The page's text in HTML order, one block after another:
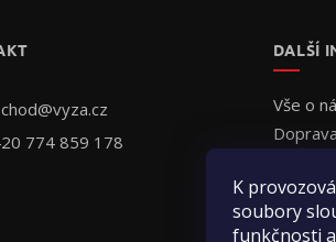
K
soubory
funkčnosti
@vyza.cz
774 859 178
DALŠÍ
Vše o
Jak